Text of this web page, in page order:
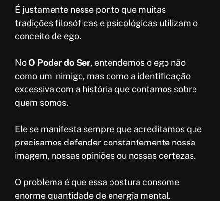
É justamente nesse ponto que muitas
tradições filosóficas e psicológicas utilizam o
conceito de ego.
NoO Poder do Ser, entendemos o ego não
como um inimigo, mas como a identificação
excessiva com a história que contamos sobre
quem somos.
Ele se manifesta sempre que acreditamos que
precisamos defender constantemente nossa
imagem, nossas opiniões ou nossas certezas.
O problema é que essa postura consome
enorme quantidade de energia mental.